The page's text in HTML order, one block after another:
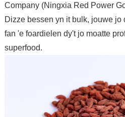
Company (Ningxia Red Power
Dizze bessen yn it bulk, jouwe jo
fan 'e foardielen dy't jo moatte
superfood.